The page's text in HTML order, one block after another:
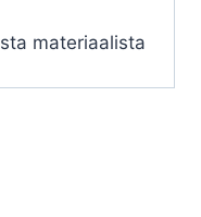
materiaalista